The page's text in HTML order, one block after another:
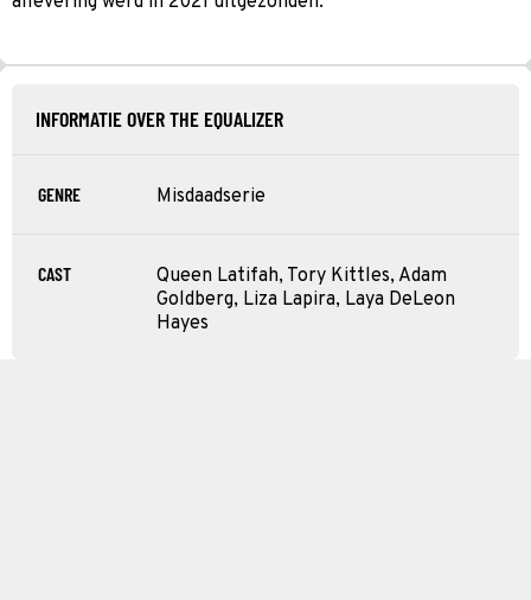
INFORMATIE OVER THE EQUALIZER
GENRE Misdaadserie
CAST
Queen Latifah, Tory Kittles, Adam
Goldberg, Liza Lapira, Laya DeLeon
Hayes